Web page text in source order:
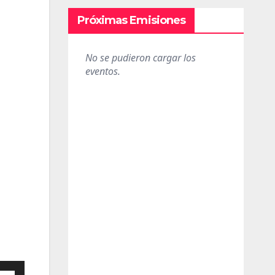
Próximas Emisiones